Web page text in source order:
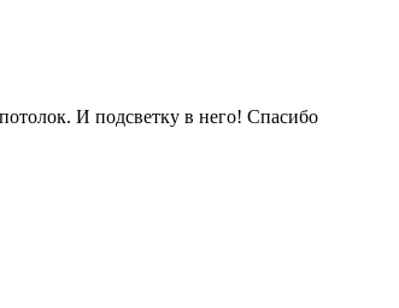
И подсветку в него! Спасибо